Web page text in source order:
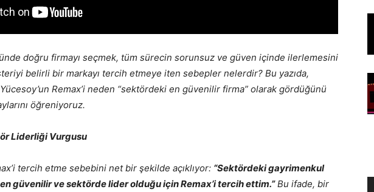
doğru firmayı seçmek, tüm sürecin sorunsuz ve güven içinde ilerlemesini
belirli bir markayı tercih etmeye iten sebepler nelerdir? Bu yazıda,
Remax’i neden “sektördeki en güvenilir firma” olarak gördüğünü
öğreniyoruz.
Liderliği Vurgusu
tercih etme sebebini net bir şekilde açıklıyor: “Sektördeki gayrimenkul
güvenilir ve sektörde lider olduğu için Remax’i tercih ettim.”Bu ifade, bir